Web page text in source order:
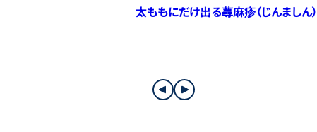
太ももにだけ出る蕁麻疹（じんましん